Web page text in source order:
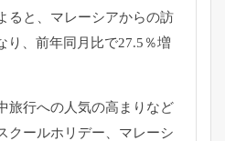
ると、 マレーシアからの訪
り、 前年同月比で27.5％増
旅行への人気の高まりなど
クールホリデー、マレーシ